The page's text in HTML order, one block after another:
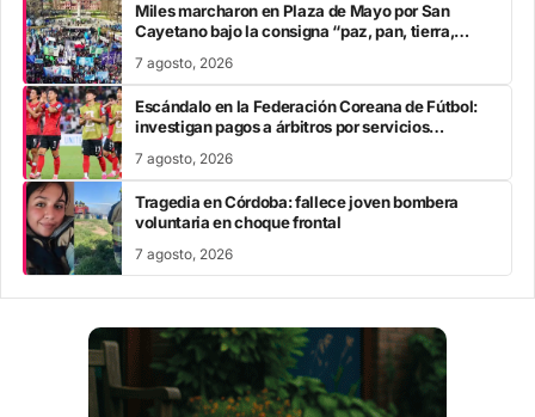
Miles marcharon en Plaza de Mayo por San
Cayetano bajo la consigna “paz, pan, tierra,
7 agosto, 2026
Escándalo en la Federación Coreana de Fútbol:
investigan pagos a árbitros por servicios
7 agosto, 2026
Tragedia en Córdoba: fallece joven bombera
voluntaria en choque frontal
7 agosto, 2026